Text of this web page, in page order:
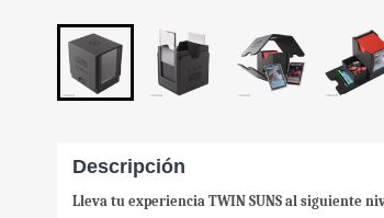
Descripción
Lleva tu experiencia TWIN SUNS al siguiente